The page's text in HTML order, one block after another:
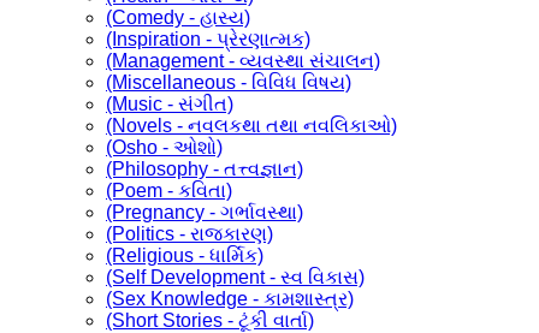
(Comedy - હાસ્ય)
(Inspiration - પ્રેરણાત્મક)
(Management - વ્યવસ્થા સંચાલન)
(Miscellaneous - વિવિધ વિષય)
(Music - સંગીત)
(Novels - નવલકથા તથા નવલિકાઓ)
(Osho - ઓશો)
(Philosophy - તત્ત્વજ્ઞાન)
(Poem - કવિતા)
(Pregnancy - ગર્ભાવસ્થા)
(Politics - રાજકારણ)
(Religious - ધાર્મિક)
(Self Development - સ્વ વિકાસ)
(Sex Knowledge - કામશાસ્ત્ર)
(Short Stories - ટૂંકી વાર્તા)